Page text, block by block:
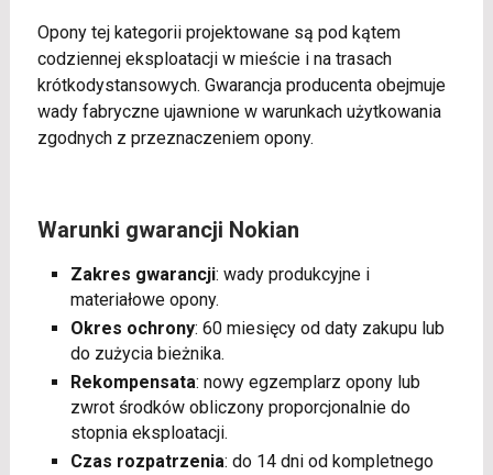
Opony tej kategorii projektowane są pod kątem
codziennej eksploatacji w mieście i na trasach
krótkodystansowych. Gwarancja producenta obejmuje
wady fabryczne ujawnione w warunkach użytkowania
zgodnych z przeznaczeniem opony.
Warunki gwarancji Nokian
Zakres gwarancji: wady produkcyjne i
materiałowe opony.
Okres ochrony: 60 miesięcy od daty zakupu lub
do zużycia bieżnika.
Rekompensata: nowy egzemplarz opony lub
zwrot środków obliczony proporcjonalnie do
stopnia eksploatacji.
Czas rozpatrzenia: do 14 dni od kompletnego